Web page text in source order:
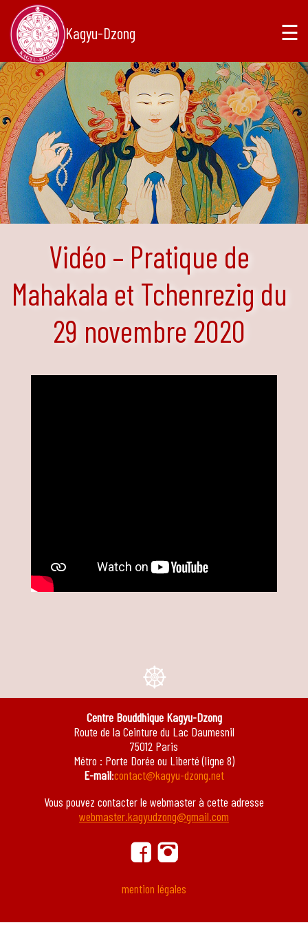
Kagyu-Dzong ☰
Vidéo – Pratique de
Mahakala et Tchenrezig du
29 novembre 2020
e
Centre Bouddhique Kagyu-Dzong
Route de la Ceinture du Lac Daumesnil
75012 Paris
Métro : Porte Dorée ou Liberté (ligne 8)
E-mail:contact@kagyu-dzong.net
Vous pouvez contacter le webmaster à cette adresse
webmaster.kagyudzong@gmail.com
ä ġ
mention légales